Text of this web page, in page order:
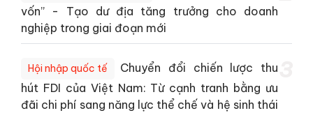
vốn” - Tạo dư địa tăng trưởng cho doanh
nghiệp trong giai đoạn mới
Hội nhập quốc tế
Chuyển đổi chiến lược thu
hút FDI của Việt Nam: Từ cạnh tranh bằng ưu
đãi chi phí sang năng lực thể chế và hệ sinh thái